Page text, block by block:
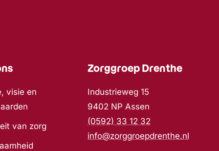
visie en
van zorg
Zorggroep Drenthe
Industrieweg 15
9402 NP Assen
(0592) 33 12 32
info@zorggroepdrenthe.nl